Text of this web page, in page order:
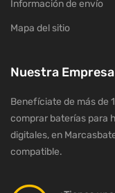
Información de envío
Mapa del sitio
Nuestra Empresa
Benefíciate de más de
comprar baterías para
digitales, en
compatible.